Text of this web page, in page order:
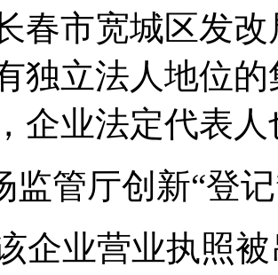
春市宽城区发
独立法人地位
企业法定代表
监管厅创新“登
企业营业执照